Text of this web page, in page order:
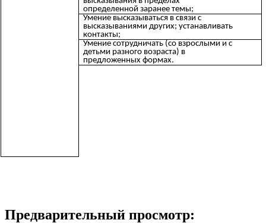
определенной заранее темы;
Умение высказываться в связи с
высказываниями других; устанавливать
контакты;
Умение сотрудничать (со взрослыми и с
детьми разного возраста) в
предложенных формах.
Предварительный просмотр: